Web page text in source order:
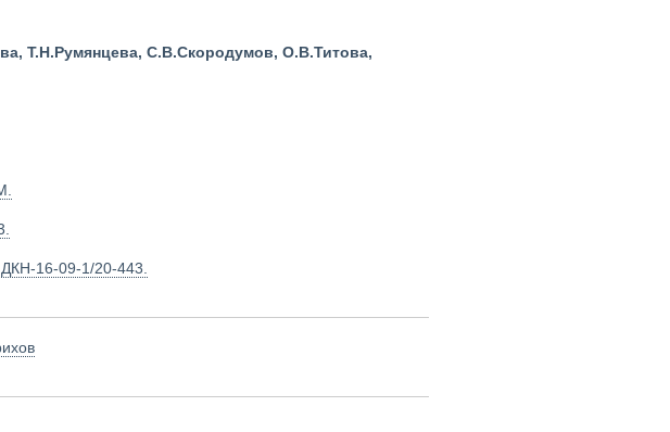
Т.Н.Румянцева, С.В.Скородумов, О.В.Титова,
16-09-1/20-443.